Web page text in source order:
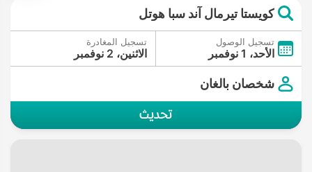
كويستا تيرمال آند سبا هوتل
تسجيل الوصول
الأحد، 1 نوفمبر
تسجيل المغادرة
الاثنين، 2 نوفمبر
شخصان بالغان
تحديث